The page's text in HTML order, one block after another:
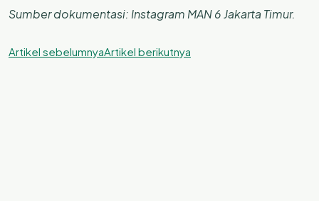
Sumber dokumentasi: Instagram MAN 6 Jakarta Timur.
Artikel sebelumnyaArtikel berikutnya